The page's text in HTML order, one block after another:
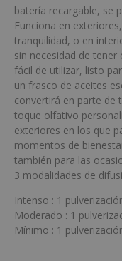
batería recargable, se
Funciona en
tranquilidad, o en
sin necesidad de
fácil de utilizar, listo
un frasco de aceites
convertirá en parte de
toque olfativo
exteriores en los que
momentos de
también para las
3 modalidades de
Intenso : 1
Moderado : 1
Mínimo : 1